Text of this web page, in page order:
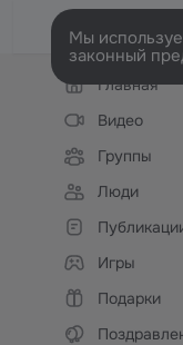
Мы
законный
Левая
колонкаГлавная
Видео
Группы
Люди
Игры
Подарки